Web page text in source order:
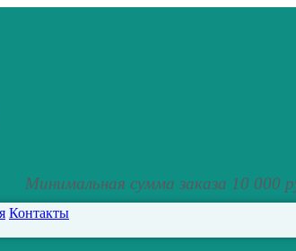
Минимальная сумма заказа 10 000
Контакты